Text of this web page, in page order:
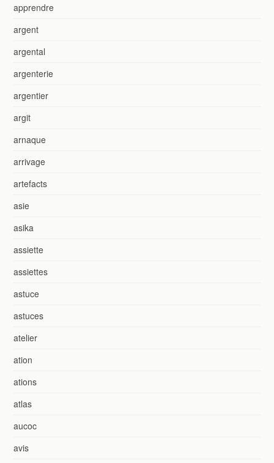
apprendre
argent
argental
argenterie
argentier
argit
arnaque
arrivage
artefacts
asie
asika
assiette
assiettes
astuce
astuces
atelier
ation
ations
atlas
aucoc
avis